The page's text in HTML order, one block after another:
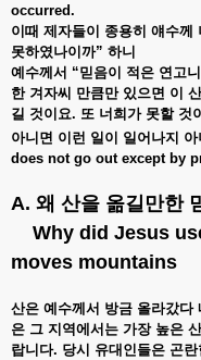
occurred.
이때 제자들이 종용히 얘수께
못하였나이까” 하니
예수께서 “믿음이 적은 연고
한 겨자씨 만큼만 있으면 이
길 것이요. 또 너희가 못할 것
아니면 이런 일이 일어나지
does not go out except by
A. 왜 산을 옮길만한
Why did Jesus
moves mountains
산은 예수께서 방금 올라갔다
은 그 지역에서는 가장 높은
랍니다. 당시 유대인들은 곤